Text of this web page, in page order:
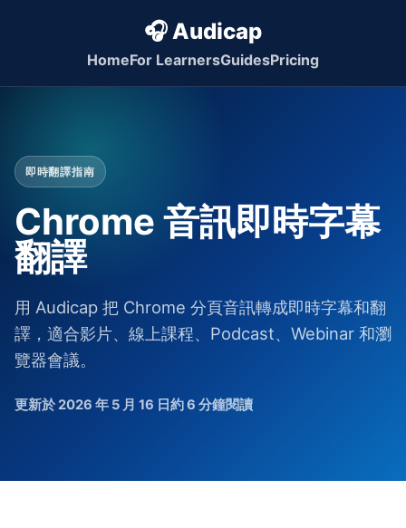
🎧 Audicap
HomeFor LearnersGuidesPricing
即時翻譯指南
Chrome 音訊即時字幕
翻譯
用 Audicap 把 Chrome 分頁音訊轉成即時字幕和翻
譯，適合影片、線上課程、Podcast、Webinar 和瀏
覽器會議。
更新於 2026 年 5 月 16 日約 6 分鐘閱讀